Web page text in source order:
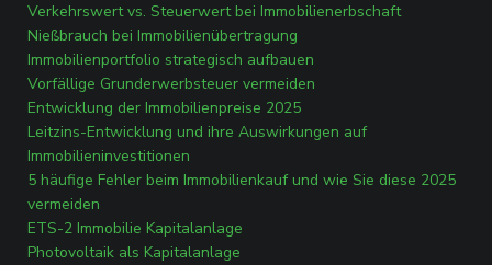
Verkehrswert vs. Steuerwert bei Immobilienerbschaft
Nießbrauch bei Immobilienübertragung
Immobilienportfolio strategisch aufbauen
Vorfällige Grunderwerbsteuer vermeiden
Entwicklung der Immobilienpreise 2025
Leitzins-Entwicklung und ihre Auswirkungen auf
Immobilieninvestitionen
5 häufige Fehler beim Immobilienkauf und wie Sie diese 2025
vermeiden
ETS-2 Immobilie Kapitalanlage
Photovoltaik als Kapitalanlage